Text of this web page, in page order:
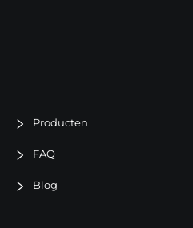
Producten
FAQ
Blog